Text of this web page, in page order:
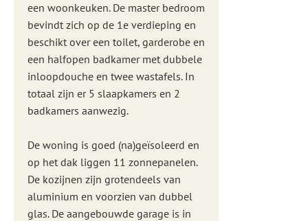
een woonkeuken. De master bedroom
bevindt zich op de 1e verdieping en
beschikt over een toilet, garderobe en
een halfopen badkamer met dubbele
inloopdouche en twee wastafels. In
totaal zijn er 5 slaapkamers en 2
badkamers aanwezig.
De woning is goed (na)geïsoleerd en
op het dak liggen 11 zonnepanelen.
De kozijnen zijn grotendeels van
aluminium en voorzien van dubbel
glas. De aangebouwde garage is in